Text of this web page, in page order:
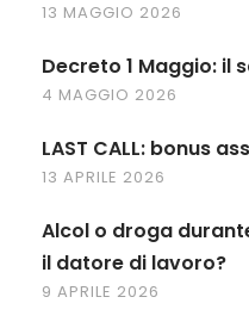
13 MAGGIO 2026
Decreto 1 Maggio: il
4 MAGGIO 2026
LAST CALL: bonus
13 APRILE 2026
Alcol o droga
il datore di lavoro?
9 APRILE 2026